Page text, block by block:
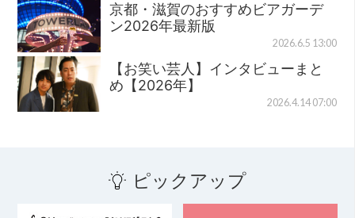
京都・滋賀のおすすめビアガーデ
ン2026年最新版
2026.6.5 13:00
【お笑い芸人】インタビューまと
め【2026年】
2026.4.14 07:00
ピックアップ